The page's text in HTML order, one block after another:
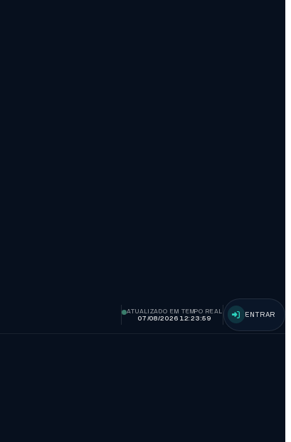
ATUALIZADO EM TEMPO REAL
07/08/2026 12:24:00
ENTRAR